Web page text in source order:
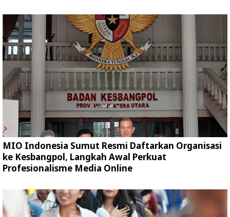
MIO Indonesia Sumut Resmi Daftarkan Organisasi
ke Kesbangpol, Langkah Awal Perkuat
Profesionalisme Media Online